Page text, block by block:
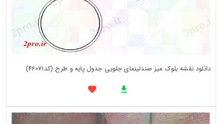
دانلود نقشه بلوک میز صندلینمای جلویی جدول پایه و طرح (کد46071)